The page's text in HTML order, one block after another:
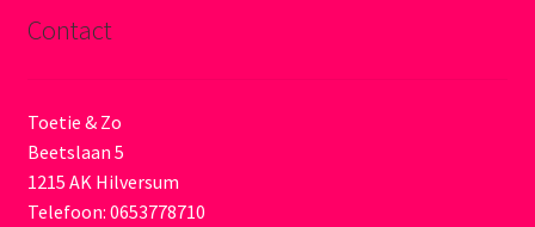
Contact
Toetie & Zo
Beetslaan 5
1215 AK Hilversum
Telefoon: 0653778710